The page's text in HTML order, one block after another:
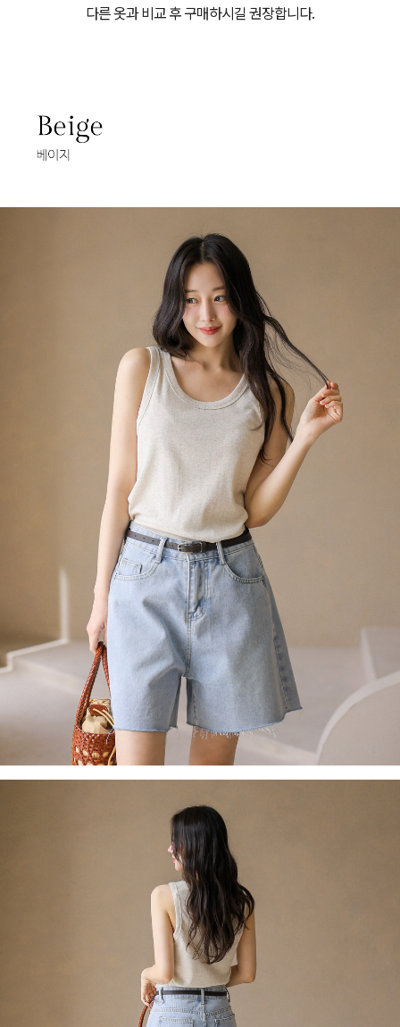
다른 옷과 비교 후 구매하시길 권장합니다.